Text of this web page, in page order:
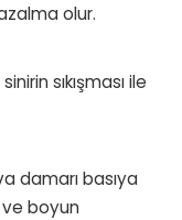
olur.
sıkışması ile
damarı basıya
boyun